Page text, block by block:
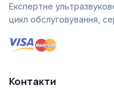
Експертне
цикл обслуговування,
Контакти